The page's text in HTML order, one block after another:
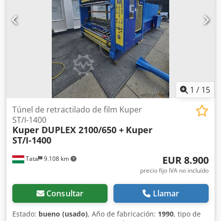
Subasta por comisión: realización de subastas por
encargo. Nuestro servicio integral realizado por nuestros
propios empleados: catalogación, preparación de la
oficina, inspección, entrega de mercancías, logística,
desmontaje y entrega impecable. Dcjdpfx Ajhvrk Tjqqjk Ya
sea que haya descubierto nuestras estanterías de carga
pesada o esté buscando una estantería de carga pesada
galvanizada / sistema de estanterías de carga pesada,
¡garantizamos las mejores condiciones! ¡Póngase en
compromiso!
1 / 15
Tata 9.108 km
Túnel de retractilado de film Kuper
ST/I-1400
Kuper DUPLEX 2100/650 + Kuper
ST/I-1400
EUR 8.900
precio fijo IVA no incluído
Consultar Llamar
Estado: bueno (usado), Año de fabricación: 1990, tipo de